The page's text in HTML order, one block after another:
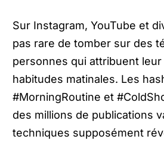
Sur Instagram, YouTube et
pas rare de tomber sur des
personnes qui attribuent
habitudes matinales. Les
#MorningRoutine et
des millions de publications
techniques supposément